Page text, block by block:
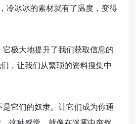
冷冰冰的素材就有了温度，变得
极大地提升了我们获取信息的
，让我们从繁琐的资料搜集中
它们的奴隶。让它们成为你通